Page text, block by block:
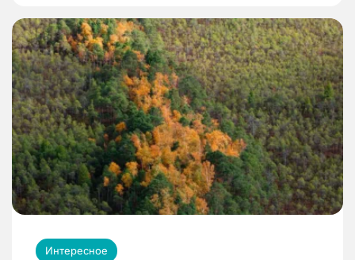
Интересное